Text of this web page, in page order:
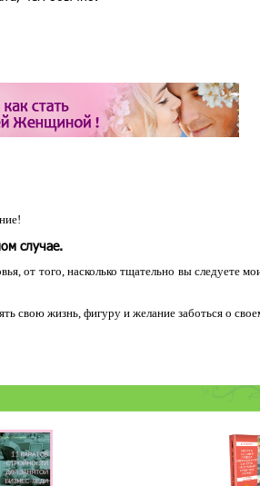
случае.
от того, насколько тщательно вы следуете
свою жизнь, фигуру и желание заботься о